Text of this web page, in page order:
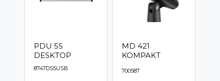
PDU 5S
DESKTOP
8747DS5USB
MD 421
KOMPAKT
700587